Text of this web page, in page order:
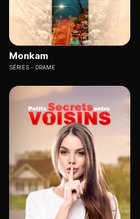
Monkam
SÉRIES DRAME